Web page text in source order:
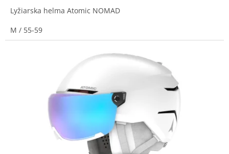
Lyžiarska helma Atomic NOMAD
M / 55-59